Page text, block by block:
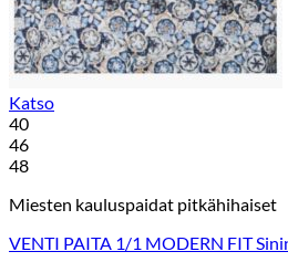
Katso
40
46
48
Miesten kauluspaidat pitkähihaiset
VENTI PAITA 1/1 MODERN FIT